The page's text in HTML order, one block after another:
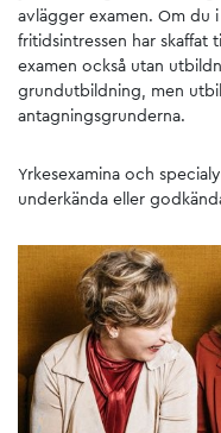
avlägger examen. Om
fritidsintressen har skaffat
examen också utan
grundutbildning, men
antagningsgrunderna.
Yrkesexamina och
underkända eller